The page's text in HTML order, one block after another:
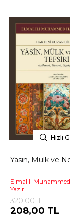
Hızlı
Yasin, Mülk ve
Elmalılı
Yazır
320,00 TL
208,00 TL